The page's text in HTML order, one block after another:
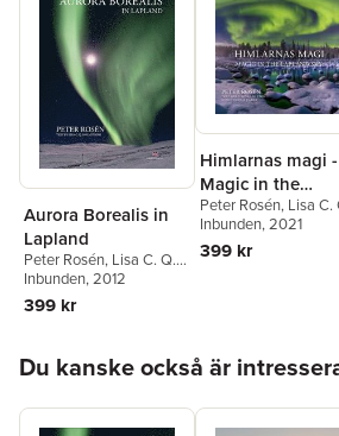
Aurora Borealis in
Lapland
Peter Rosén, Lisa C. Q.
Holmström
Inbunden, 2012
399 kr
Himlarnas magi -
Magic in the
Lapland Sky
Peter Rosén, Lisa C.
Holmström
Inbunden, 2021
399 kr
Du kanske också är